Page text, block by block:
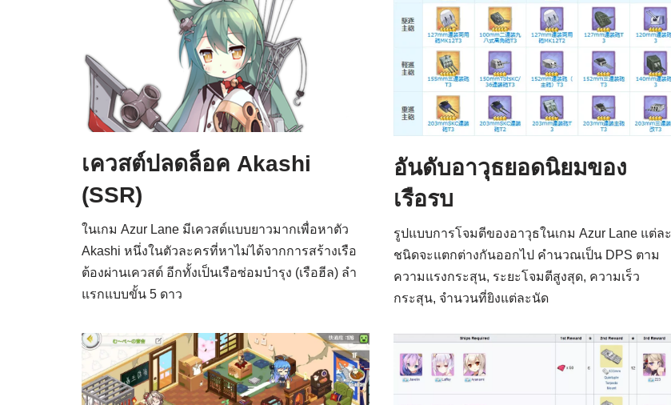
เควสต์ปลดล็อค Akashi
(SSR)
ในเกม Azur Lane มีเควสต์แบบยาวมากเพื่อหาตัว
Akashi หนึ่งในตัวละครที่หาไม่ได้จากการสร้างเรือ
ต้องผ่านเควสต์ อีกทั้งเป็นเรือซ่อมบำรุง (เรือฮีล) ลำ
แรกแบบขั้น 5 ดาว
อันดับอาวุธยอดนิยมของ
เรือรบ
รูปแบบการโจมตีของอาวุธในเกม Azur Lane แต่ละ
ชนิดจะแตกต่างกันออกไป คำนวณเป็น DPS ตาม
ความแรงกระสุน, ระยะโจมตีสูงสุด, ความเร็ว
กระสุน, จำนวนที่ยิงแต่ละนัด